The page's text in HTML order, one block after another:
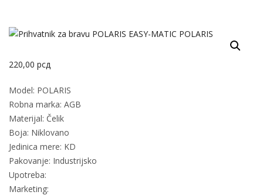
220,00 рсд
Model: POLARIS
Robna marka: AGB
Materijal: Čelik
Boja: Niklovano
Jedinica mere: KD
Pakovanje: Industrijsko
Upotreba:
Marketing: